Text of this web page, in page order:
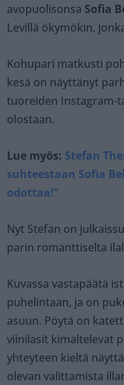
avopuolisonsa Sofia
Levillä ökymökin,
Kohupari matkusti
kesä on näyttänyt
tuoreiden Instagram-
olostaan.
Lue myös: Stefan
suhteestaan Sofia
odottaa!”
Nyt Stefan on
parin romanttiselta
Kuvassa vastapäätä
puhelintaan, ja on
asuun. Pöytä on
viinilasit kimaltelevat
yhteyteen kieltä
olevan valittamista